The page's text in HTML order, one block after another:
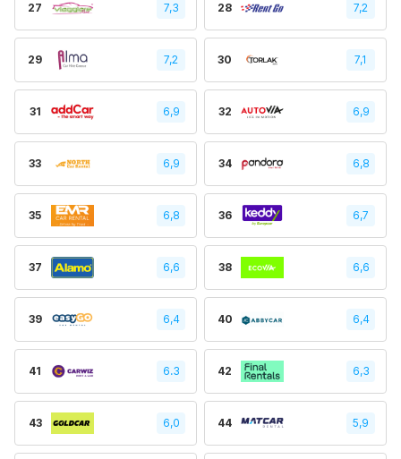
27 7,3 28 7,2
29 7,2 30 7,1
31 6,9 32 6,9
33 6,9 34 6,8
35 6,8 36 6,7
37 6,6 38 6,6
39 6,4 40 6,4
41 6.3 42 6,3
43 6,0 44 5,9